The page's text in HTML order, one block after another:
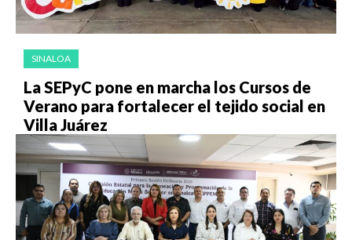
SINALOA
La SEPyC pone en marcha los Cursos de
Verano para fortalecer el tejido social en
Villa Juárez